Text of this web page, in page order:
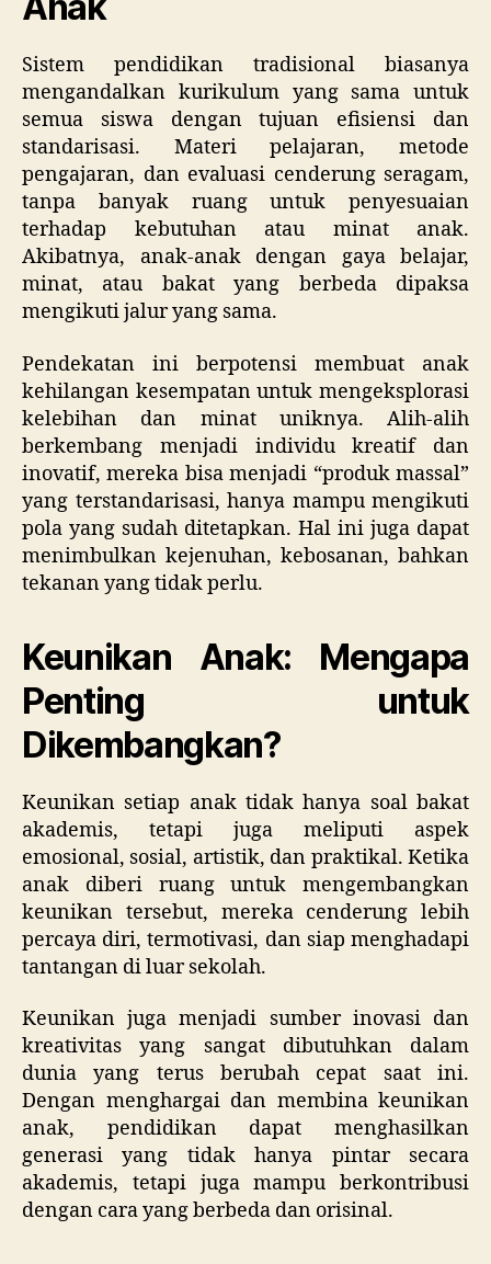
Sistem pendidikan tradisional biasanya
mengandalkan kurikulum yang sama untuk
semua siswa dengan tujuan efisiensi dan
standarisasi. Materi pelajaran, metode
pengajaran, dan evaluasi cenderung seragam,
tanpa banyak ruang untuk penyesuaian
terhadap kebutuhan atau minat anak.
Akibatnya, anak-anak dengan gaya belajar,
minat, atau bakat yang berbeda dipaksa
mengikuti jalur yang sama.
Pendekatan ini berpotensi membuat anak
kehilangan kesempatan untuk mengeksplorasi
kelebihan dan minat uniknya. Alih-alih
berkembang menjadi individu kreatif dan
inovatif, mereka bisa menjadi “produk massal”
yang terstandarisasi, hanya mampu mengikuti
pola yang sudah ditetapkan. Hal ini juga dapat
menimbulkan kejenuhan, kebosanan, bahkan
tekanan yang tidak perlu.
Keunikan Anak: Mengapa
Penting untuk
Dikembangkan?
Keunikan setiap anak tidak hanya soal bakat
akademis, tetapi juga meliputi aspek
emosional, sosial, artistik, dan praktikal. Ketika
anak diberi ruang untuk mengembangkan
keunikan tersebut, mereka cenderung lebih
percaya diri, termotivasi, dan siap menghadapi
tantangan di luar sekolah.
Keunikan juga menjadi sumber inovasi dan
kreativitas yang sangat dibutuhkan dalam
dunia yang terus berubah cepat saat ini.
Dengan menghargai dan membina keunikan
anak, pendidikan dapat menghasilkan
generasi yang tidak hanya pintar secara
akademis, tetapi juga mampu berkontribusi
dengan cara yang berbeda dan orisinal.